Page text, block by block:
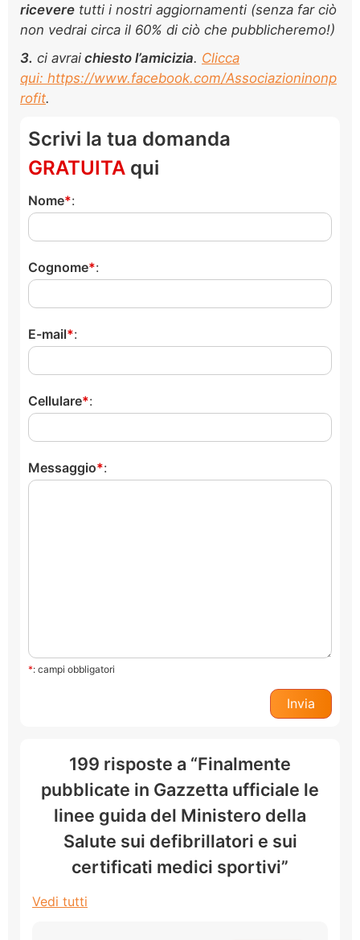
ricevere tutti i nostri aggiornamenti (senza far ciò
non vedrai circa il 60% di ciò che pubblicheremo!)
3. ci avrai chiesto l’amicizia. Clicca
qui: https://www.facebook.com/Associazioninonp
rofit.
Scrivi la tua domanda
GRATUITA qui
Nome :
Cognome :
E-mail :
Cellulare :
Messaggio :
*: campi obbligatori
199 risposte a “Finalmente
pubblicate in Gazzetta ufficiale le
linee guida del Ministero della
Salute sui defibrillatori e sui
certificati medici sportivi”
Vedi tutti